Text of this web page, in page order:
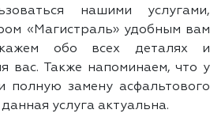
нашими услугами,
«Магистраль» удобным вам
обо всех деталях и
вас. Также напоминаем, что у
полную замену асфальтового
услуга актуальна.